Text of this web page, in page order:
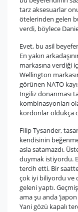
tarz aksesuarlar
ötelerinden gelen
verdi, böylece
Evet, bu asil
En yakın
markasına verdiği
Wellington
görünen NATO
İngiliz donanması
kombinasyonları
kordonlar oldukça
Filip Tysander,
kendisinin
asla satamazdı.
duymak istiyordu.
tercih etti. Bir
çok iyi biliyordu ve
geleni yaptı.
ama şu anda
Yani gözü kapalı